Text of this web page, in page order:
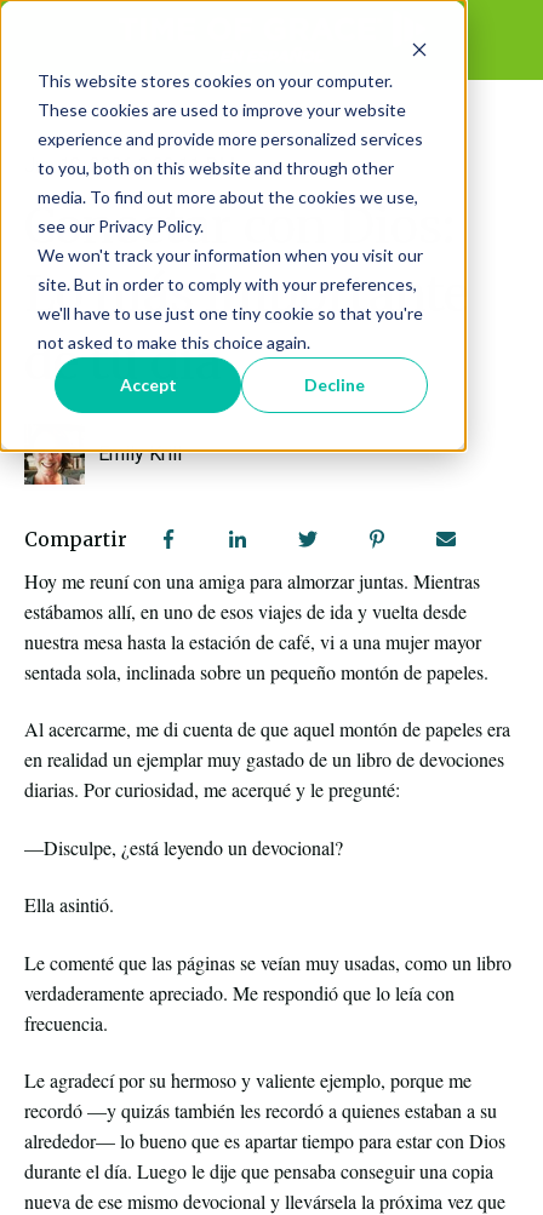
This website stores cookies on your computer.
These cookies are used to improve your website
experience and provide more personalized services
to you, both on this website and through other
media. To find out more about the cookies we use,
see our Privacy Policy.
We won't track your information when you visit our
site. But in order to comply with your preferences,
we'll have to use just one tiny cookie so that you're
not asked to make this choice again.
Accept Decline
Jun 10, 2026 3:33:11 PM
Conectar con Dios:
Lo más importante
de tu día
Emily Krill
Compartir
Hoy me reuní con una amiga para almorzar juntas. Mientras
estábamos allí, en uno de esos viajes de ida y vuelta desde
nuestra mesa hasta la estación de café, vi a una mujer mayor
sentada sola, inclinada sobre un pequeño montón de papeles.
Al acercarme, me di cuenta de que aquel montón de papeles era
en realidad un ejemplar muy gastado de un libro de devociones
diarias. Por curiosidad, me acerqué y le pregunté:
—Disculpe, ¿está leyendo un devocional?
Ella asintió.
Le comenté que las páginas se veían muy usadas, como un libro
verdaderamente apreciado. Me respondió que lo leía con
frecuencia.
Le agradecí por su hermoso y valiente ejemplo, porque me
recordó —y quizás también les recordó a quienes estaban a su
alrededor— lo bueno que es apartar tiempo para estar con Dios
durante el día. Luego le dije que pensaba conseguir una copia
nueva de ese mismo devocional y llevársela la próxima vez que